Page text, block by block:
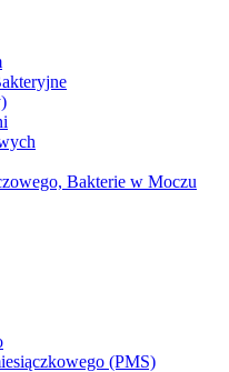
Bakterie w Moczu
(PMS)